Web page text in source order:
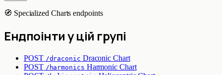
🧭 Specialized Charts endpoints
Ендпоінти у цій групі
POST /draconic Draconic Chart
POST /harmonics Harmonic Chart